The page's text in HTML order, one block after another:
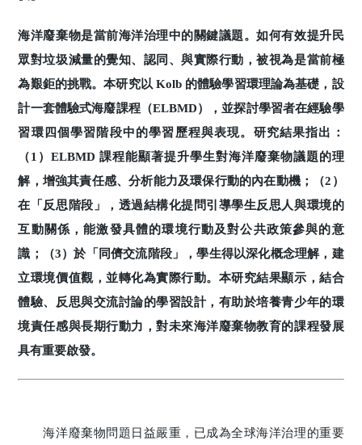
海洋廢棄物是當前海洋治理中的關鍵議題。如何有效提升民
眾對垃圾減量的覺知、認同、與實際行動，被視為是當前極
為艱鉅的挑戰。本研究以 Kolb 的體驗學習環理論為基礎，設
計一套體驗式海廢課程（ELBMD），並探討學習者在經驗學
習環四個學習階段中的學習歷程與表現。研究結果指出：
（1）ELBMD 課程能顯著提升學生對海洋廢棄物議題的理
解，增強其責任感、分析能力及環保行動的內在動機；（2）
在「反思階段」，透過結構化提問引導學生反思人與環境的
互動關係，能激發具體的環境行動及對公共政策參與的意
識；（3）於「同儕交流階段」，學生得以深化概念理解，建
立環境價值觀，並轉化為實際行動。本研究結果顯示，結合
體驗、反思與交流討論的學習設計，有助於培養青少年的環
境責任感與長期行動力，對未來海洋廢棄物教育的課程發展
具有重要啟發。
海洋廢棄物問題日益嚴重，已成為全球海洋治理的重要